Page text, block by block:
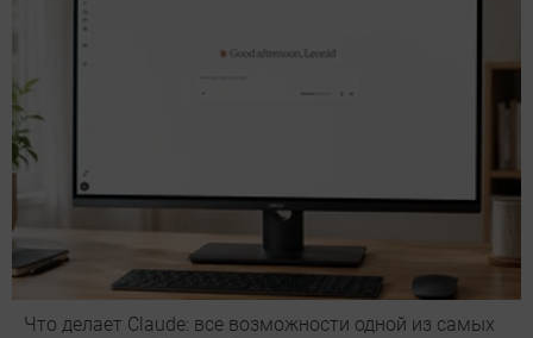
Что делает Сlaude: все возможности одной из самых